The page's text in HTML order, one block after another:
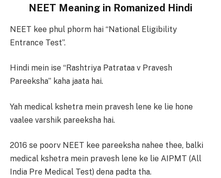
NEET Meaning in Romanized Hindi
NEET kee phul phorm hai “National Eligibility
Entrance Test”.
Hindi mein ise “Rashtriya Patrataa v Pravesh
Pareeksha” kaha jaata hai.
Yah medical kshetra mein pravesh lene ke lie hone
vaalee varshik pareeksha hai.
2016 se poorv NEET kee pareeksha nahee thee, balki
medical kshetra mein pravesh lene ke lie AIPMT (All
India Pre Medical Test) dena padta tha.